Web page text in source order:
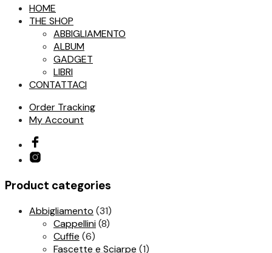
HOME
THE SHOP
ABBIGLIAMENTO
ALBUM
GADGET
LIBRI
CONTATTACI
Order Tracking
My Account
Product categories
Abbigliamento (31)
Cappellini(8)
Cuffie (6)
Fascette e Sciarpe (1)